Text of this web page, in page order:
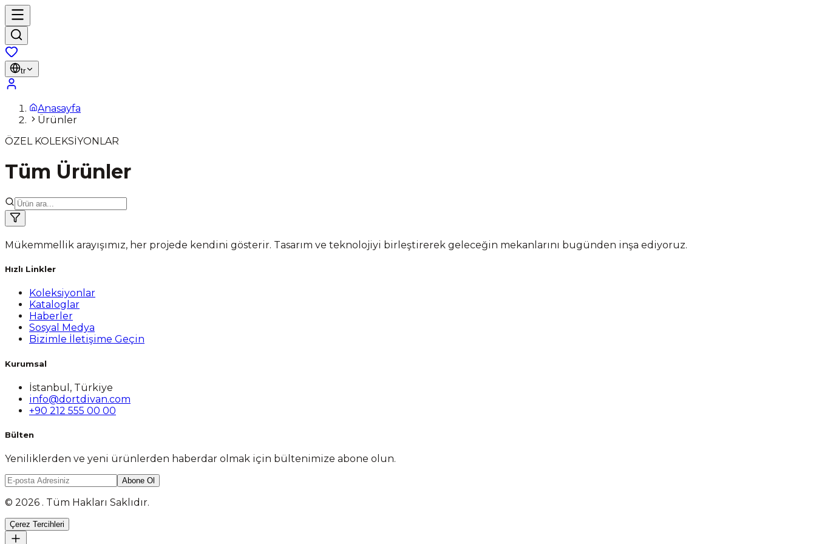
tr
Anasayfa
Ürünler
ÖZEL KOLEKSİYONLAR
Tüm Ürünler
Mükemmellik arayışımız, her projede kendini gösterir. Tasarım ve teknolojiyi birleştirerek geleceğin mekanlarını bugünden inşa ediyoruz.
Hızlı Linkler
Koleksiyonlar
Kataloglar
Haberler
Sosyal Medya
Bizimle İletişime Geçin
Kurumsal
İstanbul, Türkiye
info@dortdivan.com
+90 212 555 00 00
Bülten
Yeniliklerden ve yeni ürünlerden haberdar olmak için bültenimize abone olun.
Abone Ol
© 2026 . Tüm Hakları Saklıdır.
Çerez Tercihleri